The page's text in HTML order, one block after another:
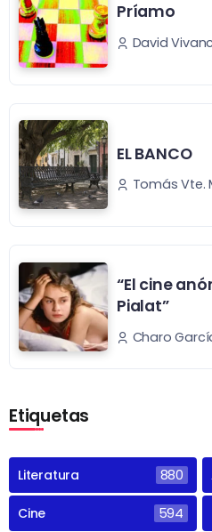
Príamo
David
EL BANCO
Tomás Vte.
“El cine
Pialat”
Charo
Etiquetas
Literatura 880
Cine 594